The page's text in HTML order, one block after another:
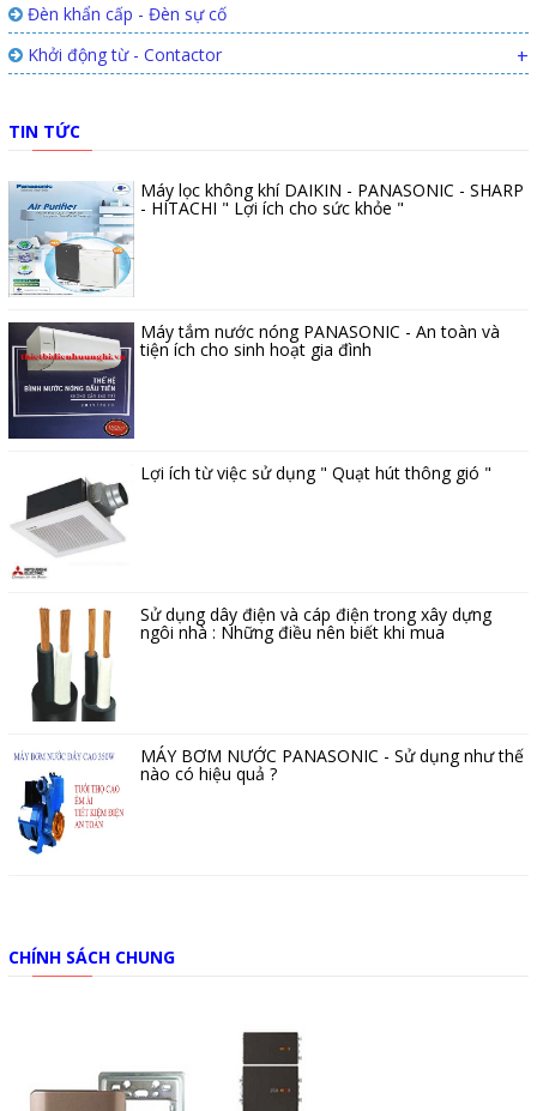
Đèn khẩn cấp - Đèn sự cố
Khởi động từ - Contactor
+
TIN TỨC
Máy lọc không khí DAIKIN - PANASONIC - SHARP
- HITACHI " Lợi ích cho sức khỏe "
Máy tắm nước nóng PANASONIC - An toàn và
tiện ích cho sinh hoạt gia đình
Lợi ích từ việc sử dụng " Quạt hút thông gió "
Sử dụng dây điện và cáp điện trong xây dựng
ngôi nhà : Những điều nên biết khi mua
MÁY BƠM NƯỚC PANASONIC - Sử dụng như thế
nào có hiệu quả ?
CHÍNH SÁCH CHUNG